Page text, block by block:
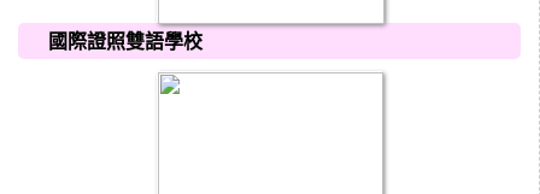
國際證照雙語學校